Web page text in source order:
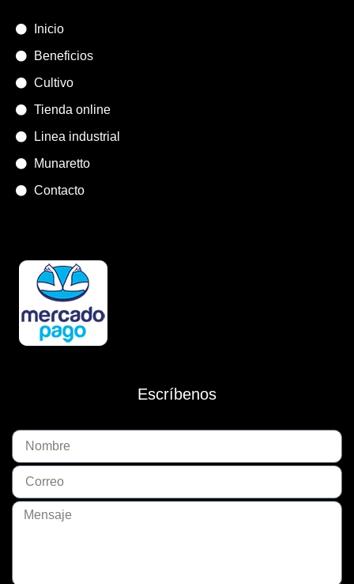
Inicio
Beneficios
Cultivo
Tienda online
Linea industrial
Munaretto
Contacto
Escríbenos